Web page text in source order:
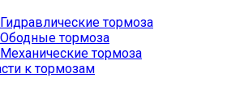
Гидравлические тормоза
Ободные тормоза
Механические тормоза
к тормозам